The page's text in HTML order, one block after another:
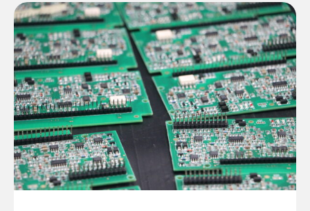
abführt, anstatt sie zurückzugewinnen. Ein
EV‑Batteriepack, der…Read More »